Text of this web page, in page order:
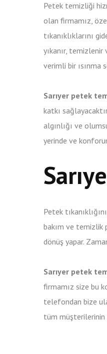
Petek temizliği
olan firmamız,
tıkanıklıklarını
yıkanır, temizlenir
verimli bir ısınma
Sarıyer petek
katkı
algınlığı ve
yerinde ve
Petek
bakım ve temizlik
dönüş yapar.
Sarıyer petek
firmamız size bu
telefondan bize
tüm müşterilerinin